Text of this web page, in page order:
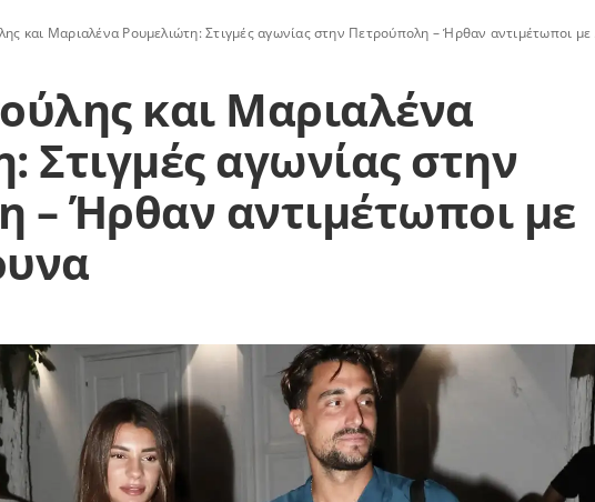
και Μαριαλένα Ρουμελιώτη: Στιγμές αγωνίας στην Πετρούπολη – Ήρθαν αντιμέτωποι με αγριογούρουνα
και Μαριαλένα
Στιγμές αγωνίας στην
– Ήρθαν αντιμέτωποι με